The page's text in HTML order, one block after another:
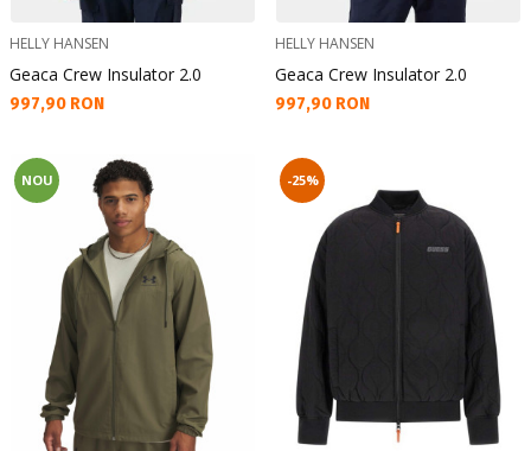
HELLY HANSEN
Geaca Crew Insulator 2.0
Текуща цена:
997,90 RON
HELLY HANSEN
Geaca Crew Insulator 2.0
Текуща цена:
997,90 RON
NOU -25%